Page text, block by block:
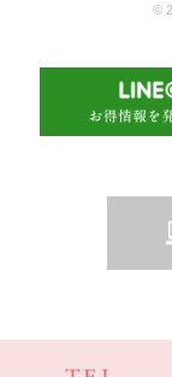
©